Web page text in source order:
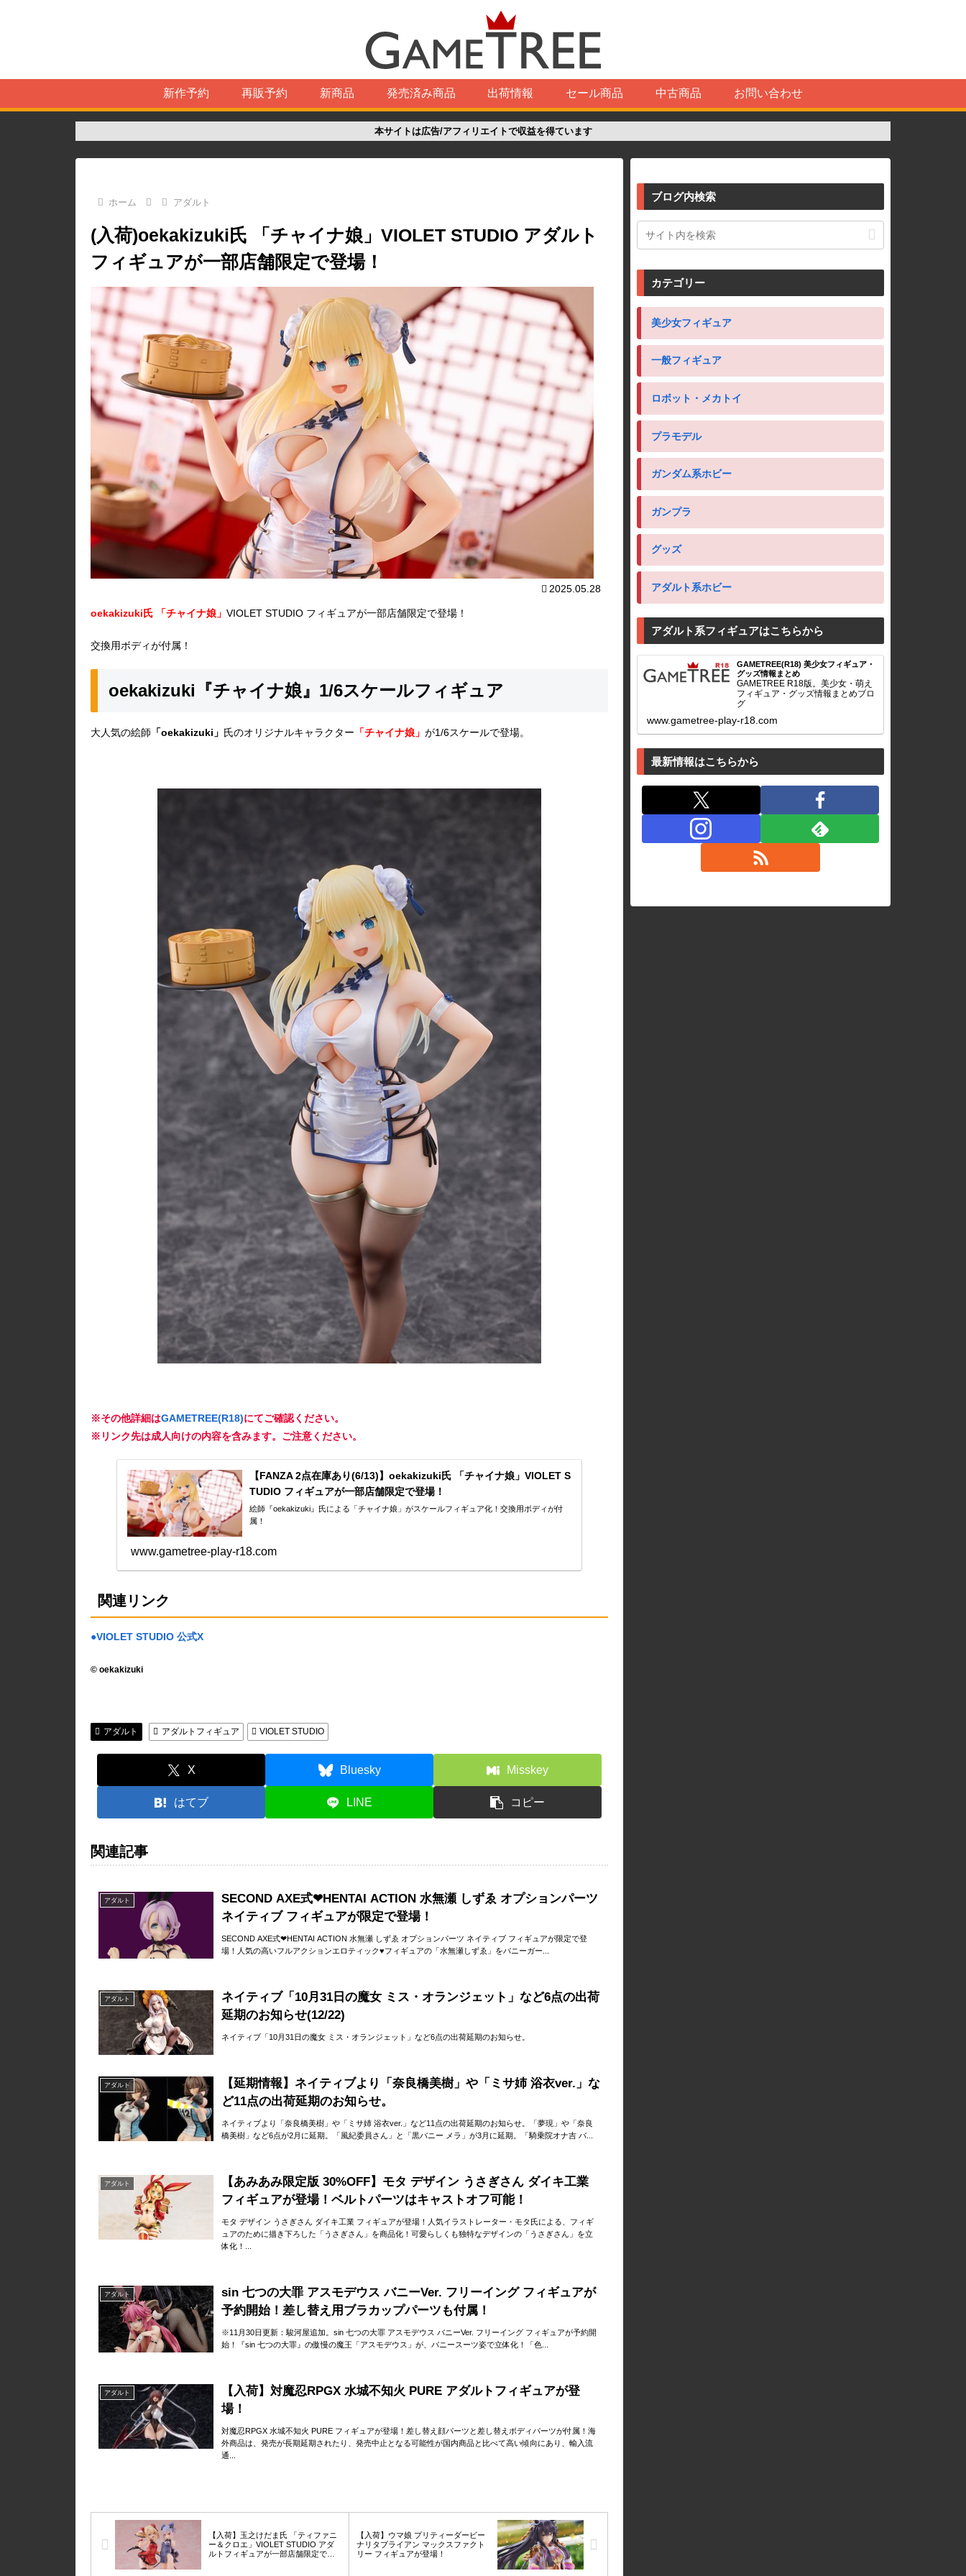
新作予約 再販予約 新商品 発売済み商品 出荷情報 セール商品 中古商品 お問い合わせ
本サイトは広告/アフィリエイトで収益を得ています
ホーム アダルト
(入荷)oekakizuki氏 「チャイナ娘」VIOLET STUDIO アダルト
フィギュアが一部店舗限定で登場！
2025.05.28
oekakizuki氏 「チャイナ娘」 VIOLET STUDIO フィギュアが一部店舗限定で登場！
交換用ボディが付属！
oekakizuki『チャイナ娘』1/6スケールフィギュア
大人気の絵師 「oekakizuki」 氏のオリジナルキャラクター 「チャイナ娘」 が1/6スケールで登場。
※その他詳細はGAMETREE(R18)にてご確認ください。
※リンク先は成人向けの内容を含みます。ご注意ください。
【FANZA 2点在庫あり(6/13)】oekakizuki氏 「チャイナ娘」VIOLET S
TUDIO フィギュアが一部店舗限定で登場！
絵師『oekakizuki』氏による「チャイナ娘」がスケールフィギュア化！交換用ボディが付
属！
www.gametree-play-r18.com
関連リンク
●VIOLET STUDIO 公式X
© oekakizuki
アダルト アダルトフィギュア VIOLET STUDIO
X Bluesky Misskey
はてブ LINE コピー
関連記事
アダルト
SECOND AXE式❤HENTAI ACTION 水無瀬 しずゑ オプションパーツ
ネイティブ フィギュアが限定で登場！
SECOND AXE式❤HENTAI ACTION 水無瀬 しずゑ オプションパーツ ネイティブ フィギュアが限定で登
場！人気の高いフルアクションエロティック♥フィギュアの「水無瀬しずゑ」をバニーガー...
アダルト
ネイティブ「10月31日の魔女 ミス・オランジェット」など6点の出荷
延期のお知らせ(12/22)
ネイティブ「10月31日の魔女 ミス・オランジェット」など6点の出荷延期のお知らせ。
アダルト
【延期情報】ネイティブより「奈良橋美樹」や「ミサ姉 浴衣ver.」な
ど11点の出荷延期のお知らせ。
ネイティブより「奈良橋美樹」や「ミサ姉 浴衣ver.」など11点の出荷延期のお知らせ。「夢現」や「奈良
橋美樹」など6点が2月に延期。「風紀委員さん」と「黒バニー メラ」が3月に延期。「騎乗院オナ吉 バ...
アダルト
【あみあみ限定版 30%OFF】モタ デザイン うさぎさん ダイキ工業
フィギュアが登場！ベルトパーツはキャストオフ可能！
モタ デザイン うさぎさん ダイキ工業 フィギュアが登場！人気イラストレーター・モタ氏による、フィギ
ュアのために描き下ろした「うさぎさん」を商品化！可愛らしくも独特なデザインの「うさぎさん」を立
体化！...
アダルト
sin 七つの大罪 アスモデウス バニーVer. フリーイング フィギュアが
予約開始！差し替え用ブラカップパーツも付属！
※11月30日更新：駿河屋追加。sin 七つの大罪 アスモデウス バニーVer. フリーイング フィギュアが予約開
始！『sin 七つの大罪』の傲慢の魔王「アスモデウス」が、バニースーツ姿で立体化！「色...
アダルト
【入荷】対魔忍RPGX 水城不知火 PURE アダルトフィギュアが登
場！
対魔忍RPGX 水城不知火 PURE フィギュアが登場！差し替え顔パーツと差し替えボディパーツが付属！海
外商品は、発売が長期延期されたり、発売中止となる可能性が国内商品と比べて高い傾向にあり、輸入流
通...
【入荷】玉之けだま氏 「ティファニ
ー＆クロエ」VIOLET STUDIO アダ
ルトフィギュアが一部店舗限定で登
【入荷】ウマ娘 プリティーダービー
ナリタブライアン マックスファクト
リー フィギュアが登場！
ブログ内検索
カテゴリー
美少女フィギュア
一般フィギュア
ロボット・メカトイ
プラモデル
ガンダム系ホビー
ガンプラ
グッズ
アダルト系ホビー
アダルト系フィギュアはこちらから
GAMETREE(R18) 美少女フィギュア・
グッズ情報まとめ
GAMETREE R18版。美少女・萌え
フィギュア・グッズ情報まとめブロ
グ
www.gametree-play-r18.com
最新情報はこちらから